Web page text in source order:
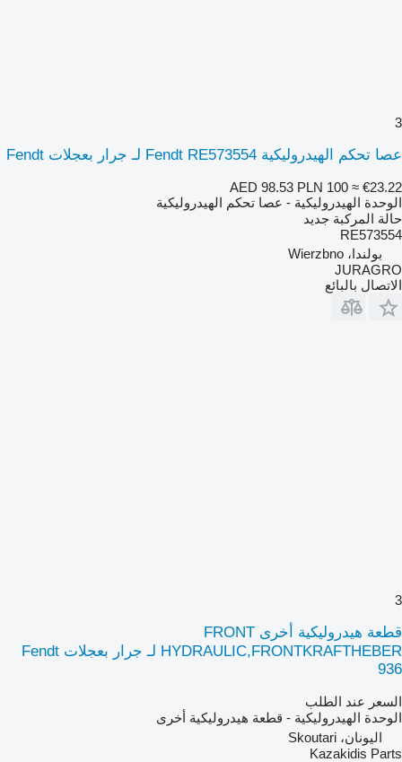
3
عصا تحكم الهيدروليكية Fendt RE573554 لـ جرار بعجلات Fendt
AED 98.53 PLN 100 ≈ €23.22
الوحدة الهيدروليكية - عصا تحكم الهيدروليكية
حالة المركبة جديد
RE573554
بولندا، Wierzbno
JURAGRO
الاتصال بالبائع
3
قطعة هيدروليكية أخرى FRONT
HYDRAULIC,FRONTKRAFTHEBER لـ جرار بعجلات Fendt
936
السعر عند الطلب
الوحدة الهيدروليكية - قطعة هيدروليكية أخرى
اليونان، Skoutari
Kazakidis Parts